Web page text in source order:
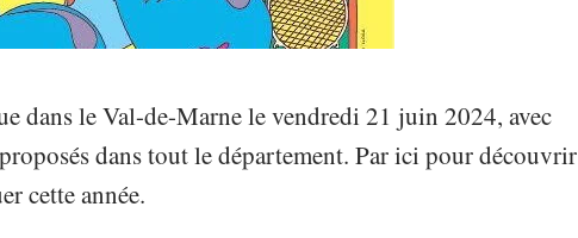
dans le Val-de-Marne le vendredi 21 juin 2024, avec
dans tout le département. Par ici pour découvrir
cette année.